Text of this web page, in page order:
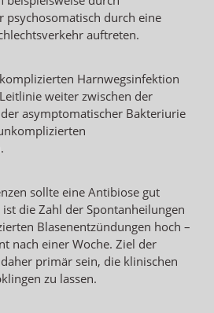
psychosomatisch durch eine
auftreten.
Harnwegsinfektion
weiter zwischen der
asymptomatischer Bakteriurie
sollte eine Antibiose gut
die Zahl der Spontanheilungen
Blasenentzündungen hoch –
nach einer Woche. Ziel der
primär sein, die klinischen
zu lassen.